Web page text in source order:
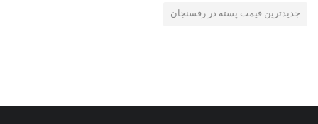
جدیدترین قیمت پسته در رفسنجان